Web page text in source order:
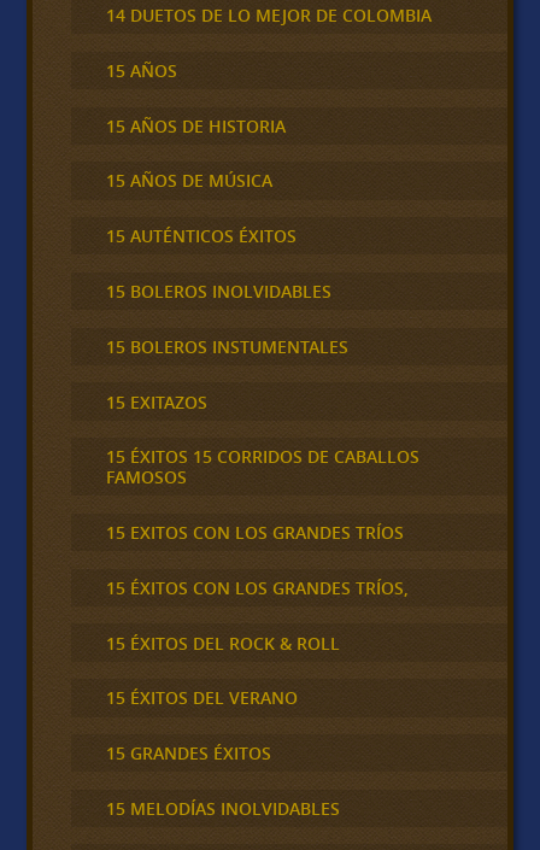
14 DUETOS DE LO MEJOR DE COLOMBIA
15 AÑOS
15 AÑOS DE HISTORIA
15 AÑOS DE MÚSICA
15 AUTÉNTICOS ÉXITOS
15 BOLEROS INOLVIDABLES
15 BOLEROS INSTUMENTALES
15 EXITAZOS
15 ÉXITOS 15 CORRIDOS DE CABALLOS
FAMOSOS
15 EXITOS CON LOS GRANDES TRÍOS
15 ÉXITOS CON LOS GRANDES TRÍOS,
15 ÉXITOS DEL ROCK & ROLL
15 ÉXITOS DEL VERANO
15 GRANDES ÉXITOS
15 MELODÍAS INOLVIDABLES